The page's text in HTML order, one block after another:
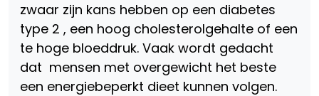
zwaar zijn kans hebben op een diabetes
type 2 , een hoog cholesterolgehalte of een
te hoge bloeddruk. Vaak wordt gedacht
dat mensen met overgewicht het beste
een energiebeperkt dieet kunnen volgen.